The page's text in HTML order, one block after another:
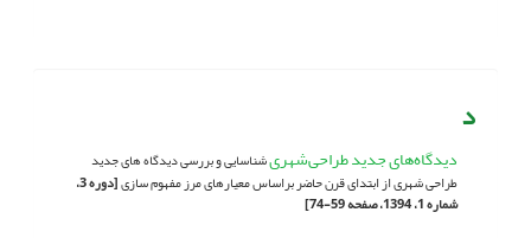
د
دیدگاه‌های جدید طراحی‌شهریشناسایی و بررسی دیدگاه های جدید
طراحی شهری از ابتدای قرن حاضر براساس معیارهای مرز مفهوم سازی
[دوره 3،
شماره 1، 1394، صفحه 59-74]